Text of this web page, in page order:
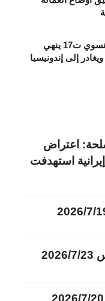
المنتخب الوطني النسوي ت17 ينهي
إلى إندونيسيا
اعتراض
إيرانية استهدفت